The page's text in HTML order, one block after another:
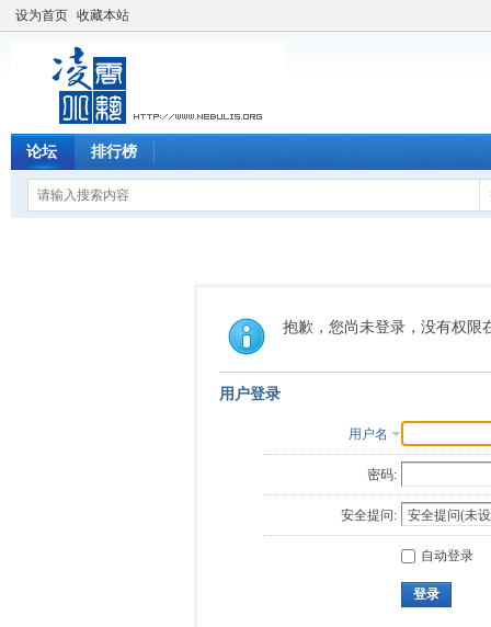
设为首页 收藏本站
论坛 排行榜
抱歉，您尚未登录，没有权限
用户登录
用户名
密码:
安全提问:
自动登录
登录